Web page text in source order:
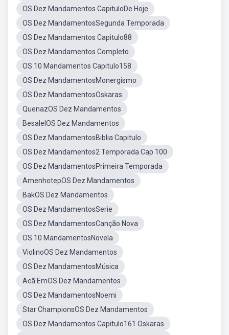
OS Dez Mandamentos CapituloDe Hoje
OS Dez MandamentosSegunda Temporada
OS Dez Mandamentos Capitulo88
OS Dez Mandamentos Completo
OS 10 Mandamentos Capitulo158
OS Dez MandamentosMonergismo
OS Dez MandamentosOskaras
QuenazOS Dez Mandamentos
BesalelOS Dez Mandamentos
OS Dez MandamentosBiblia Capitulo
OS Dez Mandamentos2 Temporada Cap 100
OS Dez MandamentosPrimeira Temporada
AmenhotepOS Dez Mandamentos
BakOS Dez Mandamentos
OS Dez MandamentosSerie
OS Dez MandamentosCanção Nova
OS 10 MandamentosNovela
ViolinoOS Dez Mandamentos
OS Dez MandamentosMúsica
Acã EmOS Dez Mandamentos
OS Dez MandamentosNoemi
Star ChampionsOS Dez Mandamentos
OS Dez Mandamentos Capitulo161 Oskaras